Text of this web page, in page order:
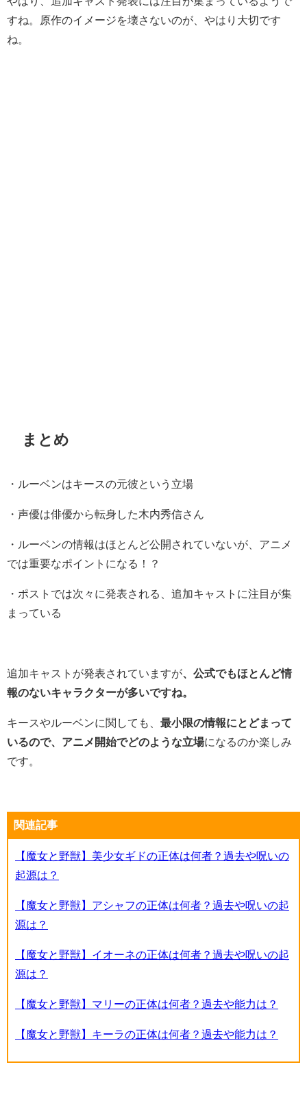
すね。原作のイメージを壊さないのが、やはり大切です
ね。
まとめ
・ルーベンはキースの元彼という立場
・声優は俳優から転身した木内秀信さん
・ルーベンの情報はほとんど公開されていないが、アニメ
では重要なポイントになる！？
・ポストでは次々に発表される、追加キャストに注目が集
まっている
追加キャストが発表されていますが 、公式でもほとんど情
報のないキャラクターが多いですね。
キースやルーベンに関しても、 最小限の情報にとどまって
いるので、アニメ開始でどのような立場になるのか楽しみ
です。
関連記事
【魔女と野獣】美少女ギドの正体は何者？過去や呪いの
起源は？
【魔女と野獣】アシャフの正体は何者？過去や呪いの起
源は？
【魔女と野獣】イオーネの正体は何者？過去や呪いの起
源は？
【魔女と野獣】マリーの正体は何者？過去や能力は？
【魔女と野獣】キーラの正体は何者？過去や能力は？